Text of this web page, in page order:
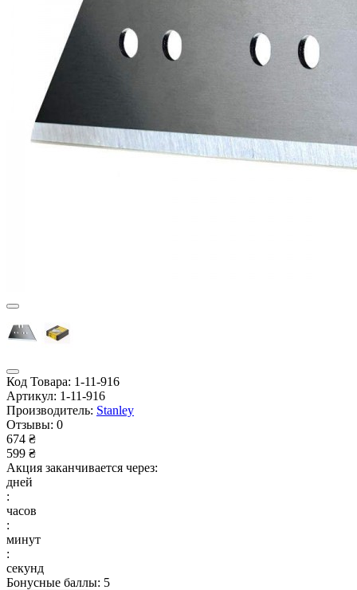
Код Товара: 1-11-916
Артикул: 1-11-916
Производитель: Stanley
Отзывы: 0
674 ₴
599 ₴
Акция заканчивается через:
дней
:
часов
:
минут
:
секунд
Бонусные баллы: 5